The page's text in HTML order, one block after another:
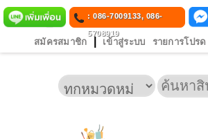
: 086-7009133, 086-
5708919
สมัครสมาชิก เข้าสู่ระบบ รายการโปรด